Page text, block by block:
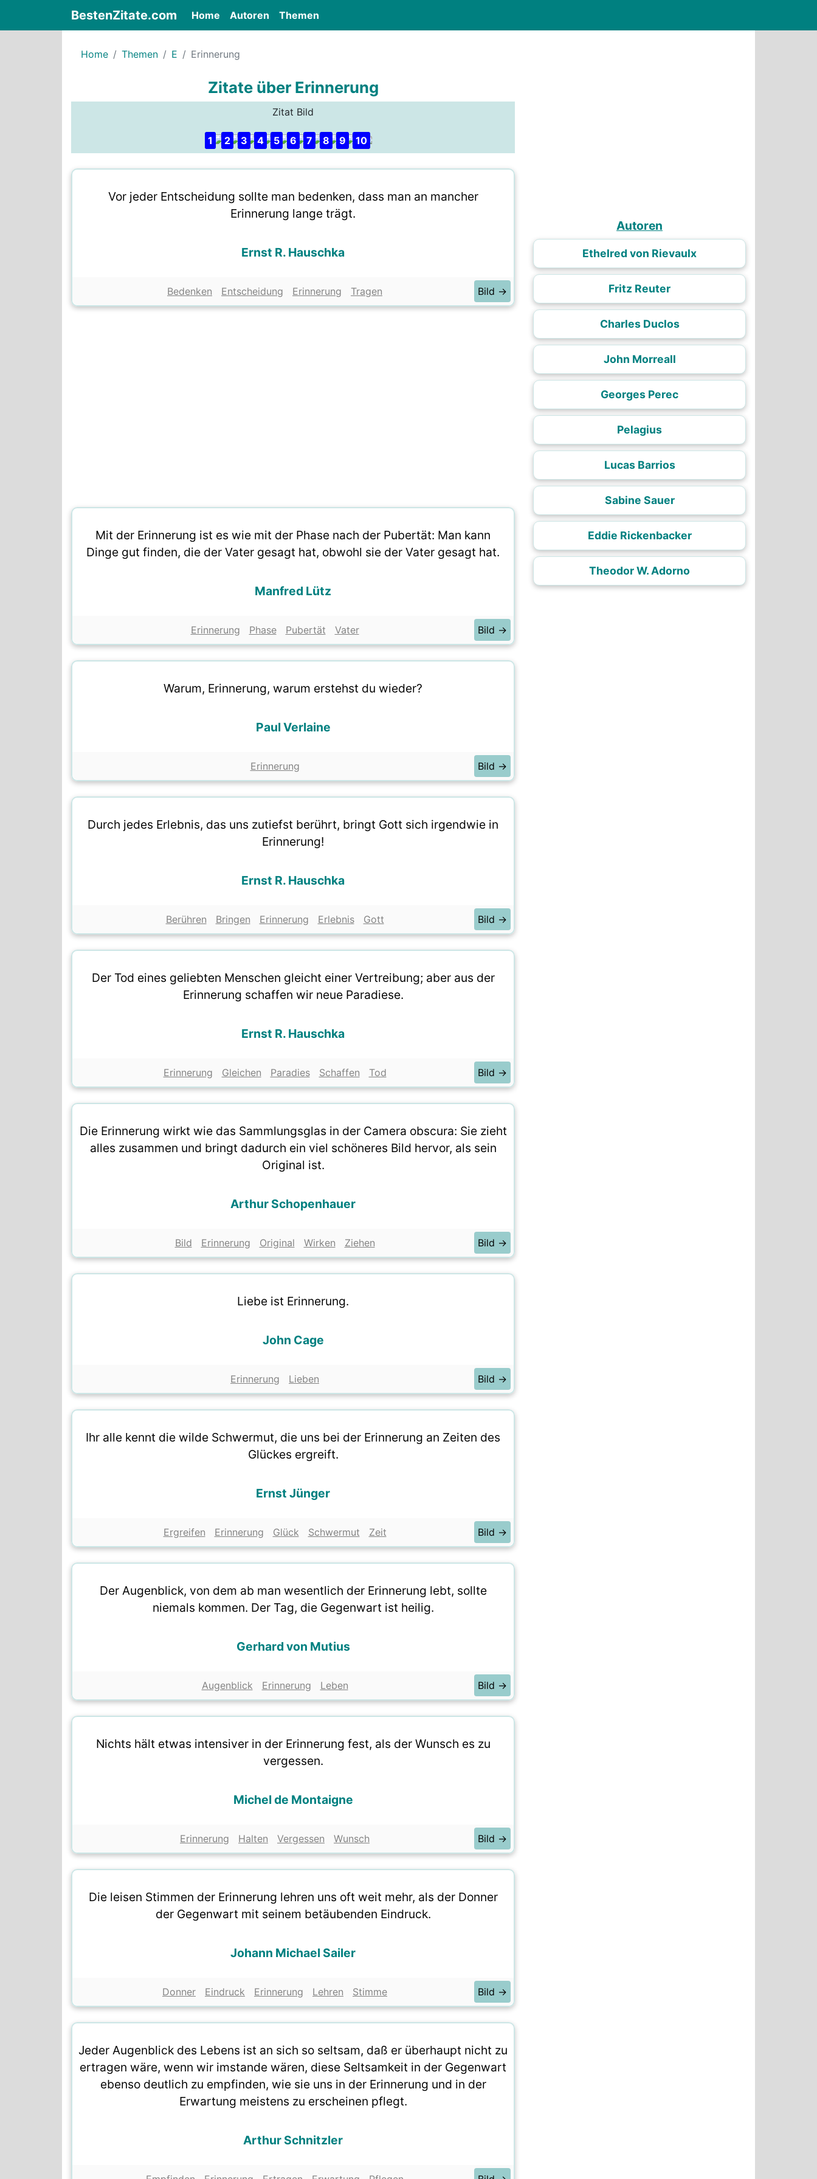
BestenZitate.com Home (current)
Autoren Themen
Home Themen E Erinnerung
Zitate über Erinnerung
Zitat Bild
1 2 3 4 5 6 7 8 9 10
Vor jeder Entscheidung sollte man bedenken, dass man an mancher
Erinnerung lange trägt.
Ernst R. Hauschka
Bedenken Entscheidung Erinnerung Tragen Bild →
Mit der Erinnerung ist es wie mit der Phase nach der Pubertät: Man kann
Dinge gut finden, die der Vater gesagt hat, obwohl sie der Vater gesagt hat.
Manfred Lütz
Erinnerung Phase Pubertät Vater Bild →
Warum, Erinnerung, warum erstehst du wieder?
Paul Verlaine
Erinnerung Bild →
Durch jedes Erlebnis, das uns zutiefst berührt, bringt Gott sich irgendwie in
Erinnerung!
Ernst R. Hauschka
Berühren Bringen Erinnerung Erlebnis Gott Bild →
Der Tod eines geliebten Menschen gleicht einer Vertreibung; aber aus der
Erinnerung schaffen wir neue Paradiese.
Ernst R. Hauschka
Erinnerung Gleichen Paradies Schaffen Tod Bild →
Die Erinnerung wirkt wie das Sammlungsglas in der Camera obscura: Sie zieht
alles zusammen und bringt dadurch ein viel schöneres Bild hervor, als sein
Original ist.
Arthur Schopenhauer
Bild Erinnerung Original Wirken Ziehen Bild →
Liebe ist Erinnerung.
John Cage
Erinnerung Lieben Bild →
Ihr alle kennt die wilde Schwermut, die uns bei der Erinnerung an Zeiten des
Glückes ergreift.
Ernst Jünger
Ergreifen Erinnerung Glück Schwermut Zeit Bild →
Der Augenblick, von dem ab man wesentlich der Erinnerung lebt, sollte
niemals kommen. Der Tag, die Gegenwart ist heilig.
Gerhard von Mutius
Augenblick Erinnerung Leben Bild →
Nichts hält etwas intensiver in der Erinnerung fest, als der Wunsch es zu
vergessen.
Michel de Montaigne
Erinnerung Halten Vergessen Wunsch Bild →
Die leisen Stimmen der Erinnerung lehren uns oft weit mehr, als der Donner
der Gegenwart mit seinem betäubenden Eindruck.
Johann Michael Sailer
Donner Eindruck Erinnerung Lehren Stimme Bild →
Jeder Augenblick des Lebens ist an sich so seltsam, daß er überhaupt nicht zu
ertragen wäre, wenn wir imstande wären, diese Seltsamkeit in der Gegenwart
ebenso deutlich zu empfinden, wie sie uns in der Erinnerung und in der
Erwartung meistens zu erscheinen pflegt.
Arthur Schnitzler
Autoren
Ethelred von Rievaulx
Fritz Reuter
Charles Duclos
John Morreall
Georges Perec
Pelagius
Lucas Barrios
Sabine Sauer
Eddie Rickenbacker
Theodor W. Adorno